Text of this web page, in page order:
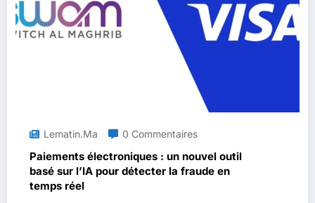
Lematin.ma 0 Commentaires
Paiements électroniques : un nouvel outil
basé sur l’IA pour détecter la fraude en
temps réel